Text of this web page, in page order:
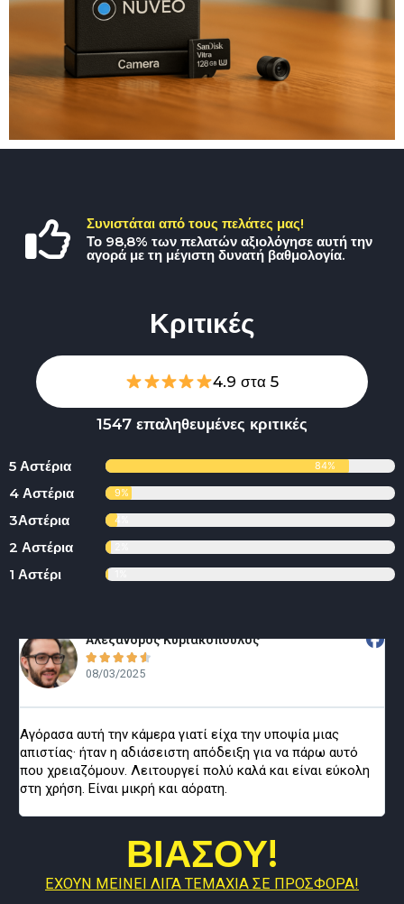
Συνιστάται από τους πελάτες μας!
Το 98,8% των πελατών αξιολόγησε αυτή την
αγορά με τη μέγιστη δυνατή βαθμολογία.
Κριτικές
4.9 στα 5
1547 επαληθευμένες κριτικές
5 Αστέρια 84%
4 Αστέρια 9%
3Αστέρια 4%
2 Αστέρια
1 Αστέρι
Αλέξανδρος Κυριακόπουλος
    
08/03/2025
Αγόρασα αυτή την κάμερα γιατί είχα την υποψία μιας
απιστίας· ήταν η αδιάσειστη απόδειξη για να πάρω αυτό
που χρειαζόμουν. Λειτουργεί πολύ καλά και είναι εύκολη
στη χρήση. Είναι μικρή και αόρατη.
ΒΙΑΣΟΥ!
ΕΧΟΥΝ ΜΕΙΝΕΙ ΛΙΓΑ ΤΕΜΑΧΙΑ ΣΕ ΠΡΟΣΦΟΡΑ!